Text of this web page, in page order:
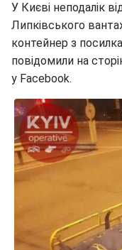
У Києві неподалік
Липківського
контейнер з
повідомили на
у Facebook.